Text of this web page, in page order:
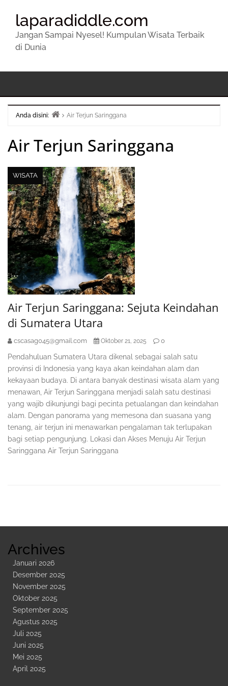
laparadiddle.com
Jangan Sampai Nyesel! Kumpulan Wisata Terbaik
di Dunia
Anda disini:
Air Terjun Saringgana
Air Terjun Saringgana
WISATA
Air Terjun Saringgana: Sejuta Keindahan
di Sumatera Utara
cscasag045@gmail.com Oktober 21, 2025 0
Pendahuluan Sumatera Utara dikenal sebagai salah satu
provinsi di Indonesia yang kaya akan keindahan alam dan
kekayaan budaya. Di antara banyak destinasi wisata alam yang
menawan, Air Terjun Saringgana menjadi salah satu destinasi
yang wajib dikunjungi bagi pecinta petualangan dan keindahan
alam. Dengan panorama yang memesona dan suasana yang
tenang, air terjun ini menawarkan pengalaman tak terlupakan
bagi setiap pengunjung. Lokasi dan Akses Menuju Air Terjun
Saringgana Air Terjun Saringgana
Archives
Januari 2026
Desember 2025
November 2025
Oktober 2025
September 2025
Agustus 2025
Juli 2025
Juni 2025
Mei 2025
April 2025